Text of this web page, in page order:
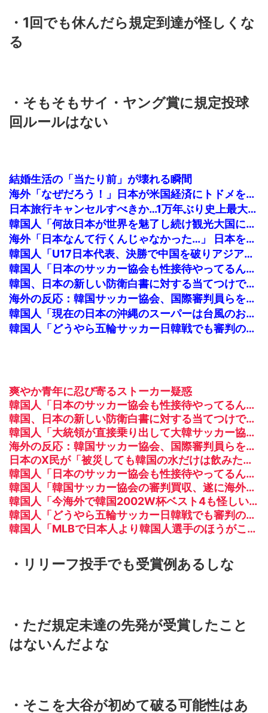
・1回でも休んだら規定到達が怪しくな
る
・そもそもサイ・ヤング賞に規定投球
回ルールはない
結婚生活の「当たり前」が壊れる瞬間
海外「なぜだろう！」日本が米国経済にトドメを刺さない本当の理由に海外が大騒ぎ
日本旅行キャンセルすべきか…1万年ぶり史上最大級の火山の兆し＝韓国の反応
韓国人「何故日本が世界を魅了し続け観光大国になったのか？その理由がこちら‥」→「文化的なソフトパワーが凄い」
海外「日本なんて行くんじゃなかった…」 日本を知ってしまったディズニー信者、帰国後『本家』に失望する事態に
韓国人「U17日本代表、決勝で中国を破りアジア杯優勝（通算5回目・最多優勝国）」→「韓国は8強で落ちたのに・・・もう越えられない壁になってしまったね」「韓国は監督の問題が大きい」「日本はもうどんなに精神勝利したところで超えられない壁である」
韓国人「日本のサッカー協会も性接待やってるんじゃないですか？」
韓国、日本の新しい防衛白書に対する当てつけで、日本の制止も聞かず日本の領土で軍事訓練を強行
海外の反応：韓国サッカー協会、国際審判員らを性接待
韓国人「現在の日本の沖縄のスーパーは台風のおかげでこうなりました」
韓国人「どうやら五輪サッカー日韓戦でも審判の接待があった模様…」→「メダル剥奪なのでは…？（ブルブル」＝韓国の反応
爽やか青年に忍び寄るストーカー疑惑
韓国人「日本のサッカー協会も性接待やってるんじゃないですか？」
韓国、日本の新しい防衛白書に対する当てつけで、日本の制止も聞かず日本の領土で軍事訓練を強行
韓国人「大統領が直接乗り出して大韓サッカー協会の非民主的な運営を厳しく批判した理由がこちらです‥」→「衝撃的な展開‥」
海外の反応：韓国サッカー協会、国際審判員らを性接待
日本のX民が「被災しても韓国の水だけは飲みたくない」と投稿したのが韓国にバレてしまうw
韓国人「日本のサッカー協会も性接待やってるんじゃないですか？」
韓国人「韓国サッカー協会の審判買収、遂に海外でも話題に…」→「2002年の栄光まで疑われる…（ﾌﾞﾙﾌﾞﾙ」＝韓国の反応
韓国人「今海外で韓国2002W杯ベスト4も怪しいと言われてるよ！性接待がバレちゃったからね」
韓国人「どうやら五輪サッカー日韓戦でも審判の接待があった模様…」→「メダル剥奪なのでは…？（ﾌﾞﾙﾌﾞﾙ」＝韓国の反応
韓国人「MLBで日本人より韓国人選手のほうがこの能力だけは上だよね」
・リリーフ投手でも受賞例あるしな
・ただ規定未達の先発が受賞したこと
はないんだよな
・そこを大谷が初めて破る可能性はあ